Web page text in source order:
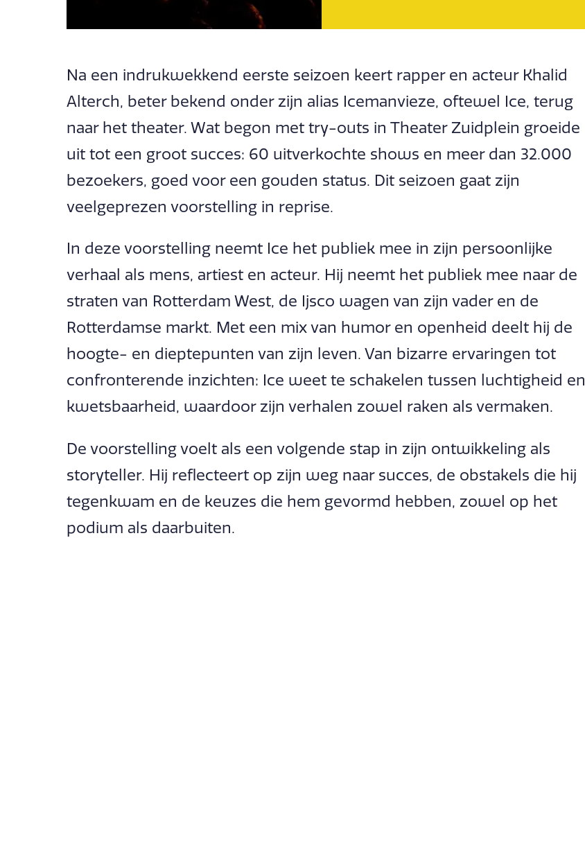
Na een indrukwekkend eerste seizoen keert rapper en acteur Khalid
Alterch, beter bekend onder zijn alias Icemanvieze, oftewel Ice, terug
naar het theater. Wat begon met try-outs in Theater Zuidplein groeide
uit tot een groot succes: 60 uitverkochte shows en meer dan 32.000
bezoekers, goed voor een gouden status. Dit seizoen gaat zijn
veelgeprezen voorstelling in reprise.
In deze voorstelling neemt Ice het publiek mee in zijn persoonlijke
verhaal als mens, artiest en acteur. Hij neemt het publiek mee naar de
straten van Rotterdam West, de Ijsco wagen van zijn vader en de
Rotterdamse markt. Met een mix van humor en openheid deelt hij de
hoogte- en dieptepunten van zijn leven. Van bizarre ervaringen tot
confronterende inzichten: Ice weet te schakelen tussen luchtigheid en
kwetsbaarheid, waardoor zijn verhalen zowel raken als vermaken.
De voorstelling voelt als een volgende stap in zijn ontwikkeling als
storyteller. Hij reflecteert op zijn weg naar succes, de obstakels die hij
tegenkwam en de keuzes die hem gevormd hebben, zowel op het
podium als daarbuiten.